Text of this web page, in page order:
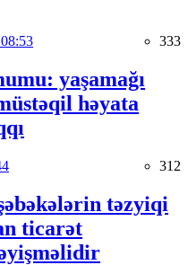
333
yaşamağı
həyata
312
təzyiqi
ticarət